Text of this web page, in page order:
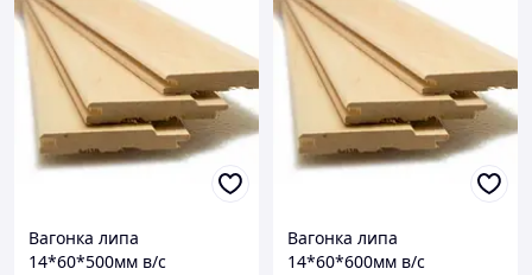
Вагонка липа
14*60*500мм в/с
Вагонка липа
14*60*600мм в/с